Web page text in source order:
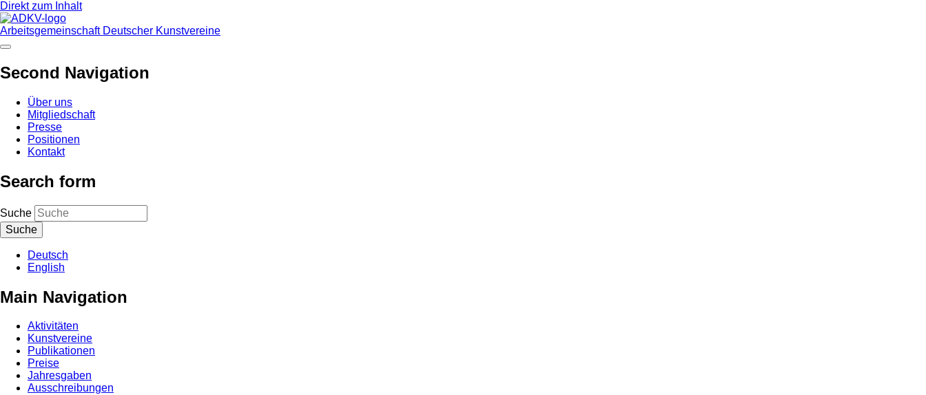
Direkt zum Inhalt
Arbeitsgemeinschaft Deutscher Kunstvereine
Second Navigation
Über uns
Mitgliedschaft
Presse
Positionen
Kontakt
Search form
Suche
Deutsch
English
Main Navigation
Aktivitäten
Kunstvereine
Publikationen
Preise
Jahresgaben
Ausschreibungen